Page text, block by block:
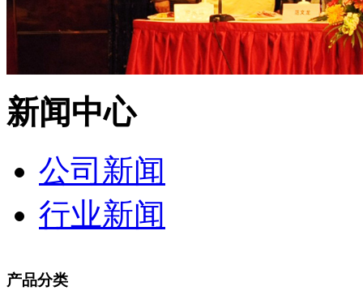
新闻中心
公司新闻
行业新闻
产品分类